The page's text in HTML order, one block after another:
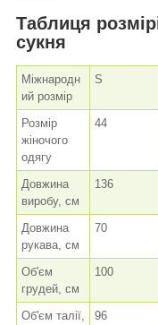
Таблиця
сукня
Міжнародн
ий розмір
S
Розмір
жіночого
одягу
44
Довжина
виробу, см
136
Довжина
рукава, см
70
Об'єм
грудей, см
100
Об'єм талії,
96